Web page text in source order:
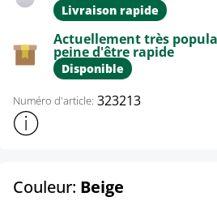
Livraison rapide
Actuellement très
peine d'être rapide
Disponible
Numéro d'article: 323213
Afficher plus d'informations sur le
Couleur: Beige